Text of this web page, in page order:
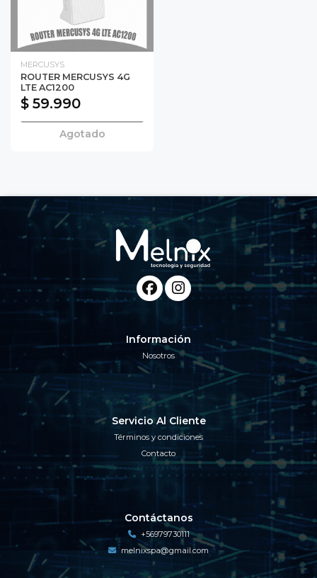
MERCUSYS
ROUTER MERCUSYS 4G
LTE AC1200
$ 59.990
Agotado
Información
Nosotros
Servicio Al Cliente
Términos y condiciones
Contacto
Contáctanos
+56979730111
melnixspa@gmail.com